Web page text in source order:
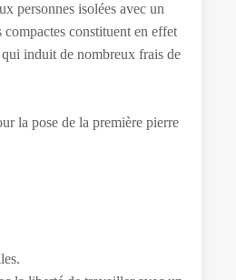
personnes isolées avec un
constituent en effet
induit de nombreux frais de
la pose de la première pierre